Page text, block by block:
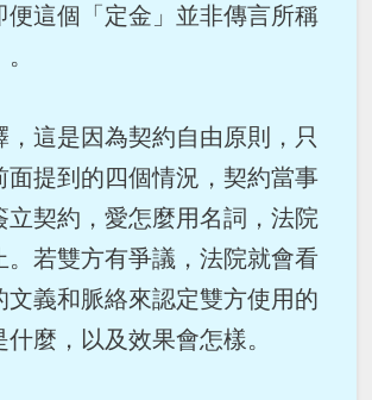
便這個「定金」並非傳言所稱
，這是因為契約自由原則，只
面提到的四個情況，契約當事
立契約，愛怎麼用名詞，法院
。若雙方有爭議，法院就會看
文義和脈絡來認定雙方使用的
麼，以及效果會怎樣。